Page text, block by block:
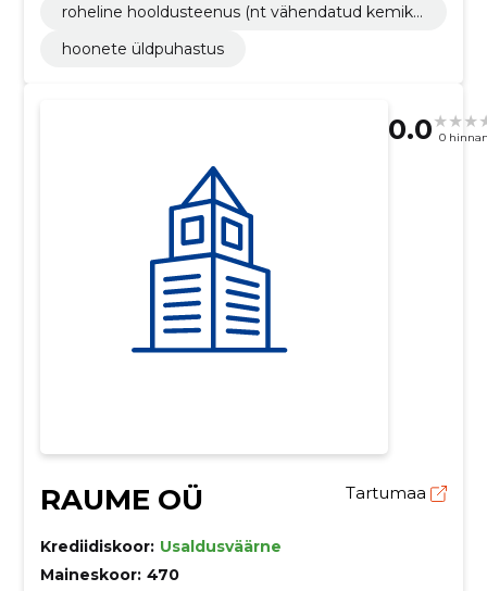
roheline hooldusteenus (nt vähendatud kemika
hoonete üldpuhastus
0.0 0
RAUME OÜ Tartumaa
Krediidiskoor: Usaldusväärne
Maineskoor: 470